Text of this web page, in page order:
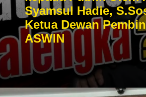
Syamsul Hadie,
Ketua Dewan
ASWIN